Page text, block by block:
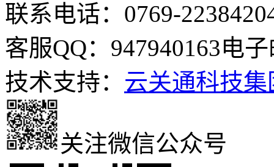
联系电话：0769-
客服QQ：947940163电子
技术支持： 云关通科技集
关注微信公众号